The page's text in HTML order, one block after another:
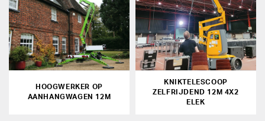
HOOGWERKER OP
AANHANGWAGEN 12M
KNIKTELESCOOP
ZELFRIJDEND 12M 4X2
ELEK